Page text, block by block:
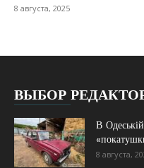
8 августа, 2025
ВЫБОР
В
8 августа,